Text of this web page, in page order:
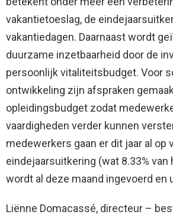
vakantietoeslag, de
vakantiedagen. Daarnaast wordt
duurzame inzetbaarheid door de
persoonlijk vitaliteitsbudget. Voor
ontwikkeling zijn afspraken
opleidingsbudget zodat
vaardigheden verder kunnen
medewerkers gaan er dit jaar al op
eindejaarsuitkering (wat 8.33% van
wordt al deze maand ingevoerd en
Liënne Domacassé, directeur –